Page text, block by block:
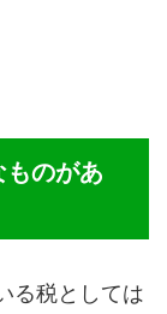
のがあ
る税としては